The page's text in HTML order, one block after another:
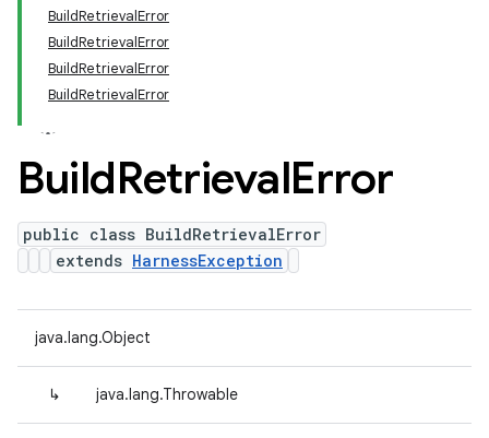
BuildRetrievalError
BuildRetrievalError
BuildRetrievalError
BuildRetrievalError
BuildRetrievalError
public class BuildRetrievalError
extends HarnessException
java.lang.Object
↳ java.lang.Throwable